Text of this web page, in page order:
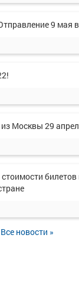
9 мая
Москвы 29
билетов
Все новости »